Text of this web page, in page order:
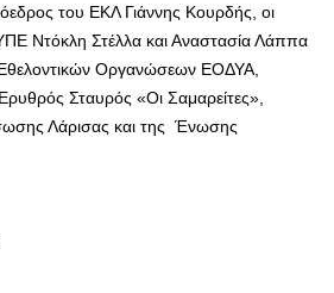
του ΕΚΛ Γιάννης Κουρδής, οι
Ντόκλη Στέλλα και Αναστασία Λάππα
Οργανώσεων ΕΟΔΥΑ,
Σταυρός «Οι Σαμαρείτες»,
Λάρισας και της Ένωσης